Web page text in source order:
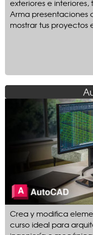
exteriores e
Arma presentaciones
mostrar tus proyectos
Crea y modifica
curso ideal para